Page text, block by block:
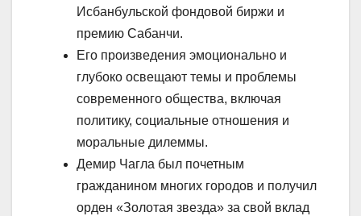
Исбанбульской фондовой биржи и
премию Сабанчи.
Его произведения эмоционально и
глубоко освещают темы и проблемы
современного общества, включая
политику, социальные отношения и
моральные дилеммы.
Демир Чагла был почетным
гражданином многих городов и получил
орден «Золотая звезда» за свой вклад